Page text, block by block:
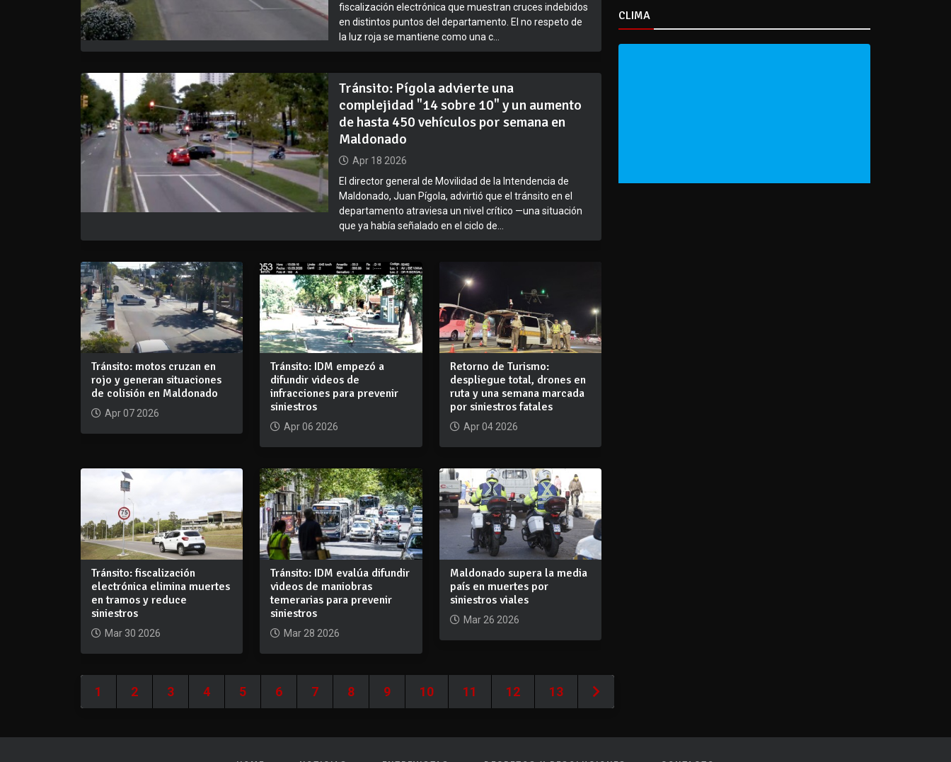
fiscalización electrónica que muestran cruces indebidos
en distintos puntos del departamento. El no respeto de
la luz roja se mantiene como una c...
Tránsito: Pígola advierte una
complejidad "14 sobre 10" y un aumento
de hasta 450 vehículos por semana en
Maldonado
Apr 18 2026
El director general de Movilidad de la Intendencia de
Maldonado, Juan Pígola, advirtió que el tránsito en el
departamento atraviesa un nivel crítico —una situación
que ya había señalado en el ciclo de...
Tránsito: motos cruzan en
rojo y generan situaciones
de colisión en Maldonado
Apr 07 2026
Tránsito: IDM empezó a
difundir videos de
infracciones para prevenir
siniestros
Apr 06 2026
Retorno de Turismo:
despliegue total, drones en
ruta y una semana marcada
por siniestros fatales
Apr 04 2026
Tránsito: fiscalización
electrónica elimina muertes
en tramos y reduce
siniestros
Mar 30 2026
Tránsito: IDM evalúa difundir
videos de maniobras
temerarias para prevenir
siniestros
Mar 28 2026
Maldonado supera la media
país en muertes por
siniestros viales
Mar 26 2026
1 2 3 4 5 6 7 8 9 10 11 12 13
CLIMA